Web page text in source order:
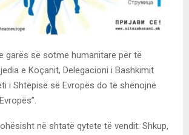
garës së sotme humanitare për të
e Koçanit, Delegacioni i Bashkimit
i Shtëpisë së Evropës do të shënojnë
në shtatë qytete të vendit: Shkup,